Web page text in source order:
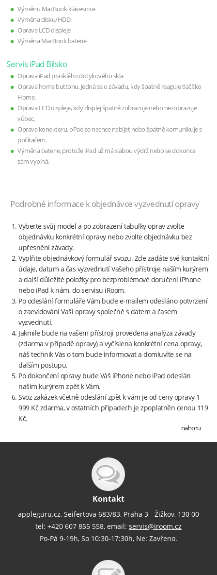
Výměnu MacBook klávesnice
Výměna disku/HDD
Oprava LCD displeje
Výměna MacBook baterie
Servis iPad Bílsko
Oprava iPad prasklého dotykového skla
Oprava home buttonu. Jedná se o závadu, kdy špatně reaguje tlačítko
Home.
Oprava LCD displeje, kdy displej špatně zobrazuje nebo nezobrazuje
vůbec.
Oprava konektoru, pPad se nechce nabíjet nebo špatně komunikuje s
počítačem.
Výměna baterie, protože iPad už má slabou výdrž nebo se dokonce
sám vypíná.
Podrobné informace k objednávce vyzvednutí opravy
Vyberte svůj model a po zobrazení tabulky oprav zvolte
objednávku konkrétní opravy nebo zvolte objednávku bez
upřesnění závady.
Vyplňte objednávkový formulář svozu. Zde zadáte své kontaktní
údaje, datum a čas vyzvednutí Vašeho přístroje naším kurýrem
a další důležité položky pro bezproblémové doručení iPhone
nebo iPad k nám, do servisu iRoom.
Po odeslání formuláře Vám bude e-mailem odesláno potvrzení
o zaevidování Vaší opravy společně s datem a časem
vyzvednutí.
Jakmile bude na vašem přístroji provedena analýza závady
(zdarma v případě opravy) a vyčíslena konkrétní cena opravy,
náš technik Vás o tom bude informovat a domluvíte se na
dalším postupu.
Po dokončení opravy bude Váš iPhone nebo iPad odeslán
naším kurýrem zpět k Vám.
Svoz zakázek včetně odeslání zpět k vám je od ceny opravy 1
999 Kč zdarma, v ostatních případech je zpoplatněn cenou 119
Kč.
nahoru
Kontakt
appleguru.cz, Seifertova 683/83, Praha 3 - Žižkov, 130 00
tel: +420 607 855 558, email: servis@iroom.cz
Po-Pá 9-19h, So 10:30-17:30h, Ne: Zavřeno.